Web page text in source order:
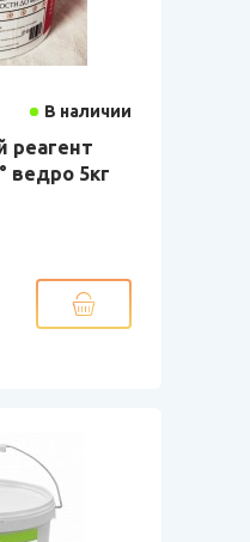
В наличии
реагент
ведро 5кг